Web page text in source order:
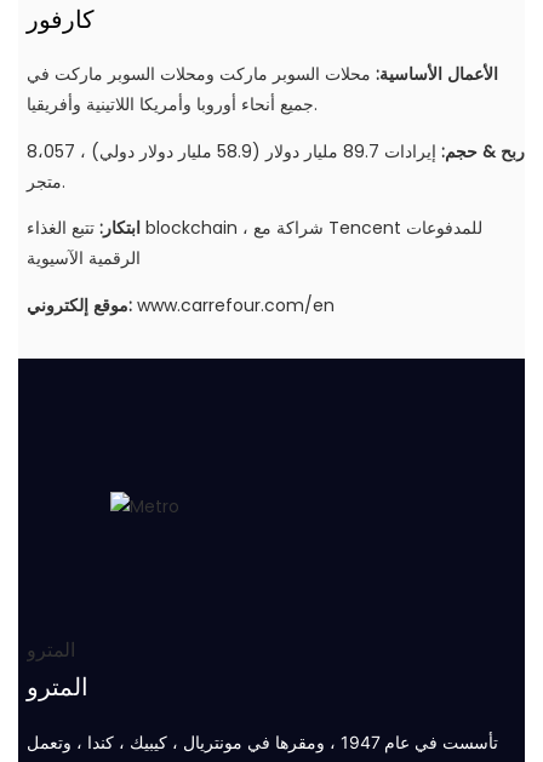
كارفور
الأعمال الأساسية: محلات السوبر ماركت ومحلات السوبر ماركت في
جميع أنحاء أوروبا وأمريكا اللاتينية وأفريقيا.
ربح & حجم:
إيرادات 89.7 مليار دولار (58.9 مليار دولار دولي) ، 8،057
متجر.
ابتكار:تتبع الغذاء blockchain ، شراكة مع Tencent للمدفوعات
الرقمية الآسيوية
موقع إلكتروني: www.carrefour.com/en
المترو
المترو
تأسست في عام 1947 ، ومقرها في مونتريال ، كيبيك ، كندا ، وتعمل